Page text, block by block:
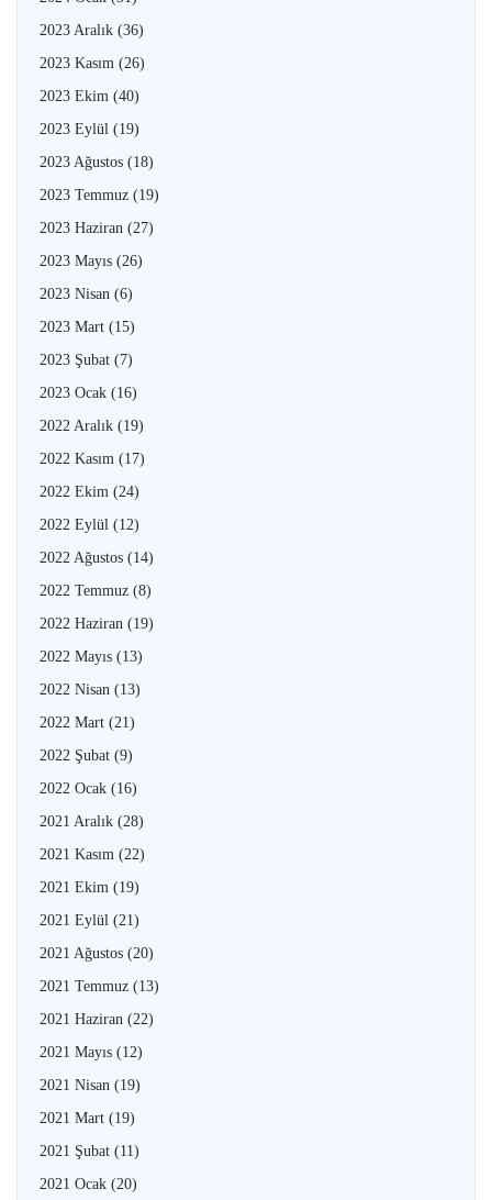
2023 Aralık (36)
2023 Kasım (26)
2023 Ekim (40)
2023 Eylül (19)
2023 Ağustos (18)
2023 Temmuz (19)
2023 Haziran (27)
2023 Mayıs (26)
2023 Nisan (6)
2023 Mart (15)
2023 Şubat (7)
2023 Ocak (16)
2022 Aralık (19)
2022 Kasım (17)
2022 Ekim (24)
2022 Eylül (12)
2022 Ağustos (14)
2022 Temmuz (8)
2022 Haziran (19)
2022 Mayıs (13)
2022 Nisan (13)
2022 Mart (21)
2022 Şubat (9)
2022 Ocak (16)
2021 Aralık (28)
2021 Kasım (22)
2021 Ekim (19)
2021 Eylül (21)
2021 Ağustos (20)
2021 Temmuz (13)
2021 Haziran (22)
2021 Mayıs (12)
2021 Nisan (19)
2021 Mart (19)
2021 Şubat (11)
2021 Ocak (20)